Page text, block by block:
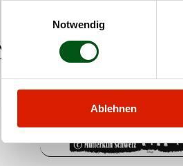
Notwendig
Ablehnen